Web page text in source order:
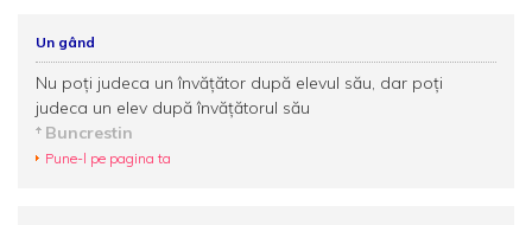
Un gând
Nu poţi judeca un învăţător după elevul său, dar poţi
judeca un elev după învăţătorul său
Buncrestin
Pune-l pe pagina ta